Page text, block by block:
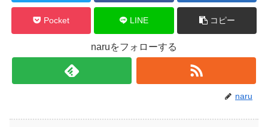
Pocket LINE コピー
naruをフォローする
naru